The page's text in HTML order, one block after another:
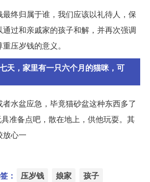
终归属于谁，我们应该以礼待人，保
过和亲戚家的孩子和解，并再次强调
压岁钱的意义。
天，家里有一只六个月的猫咪，可
水盆应急，毕竟猫砂盆这种东西多了
准备点吧，散在地上，供他玩耍。其
放心一
： 压岁钱 娘家 孩子